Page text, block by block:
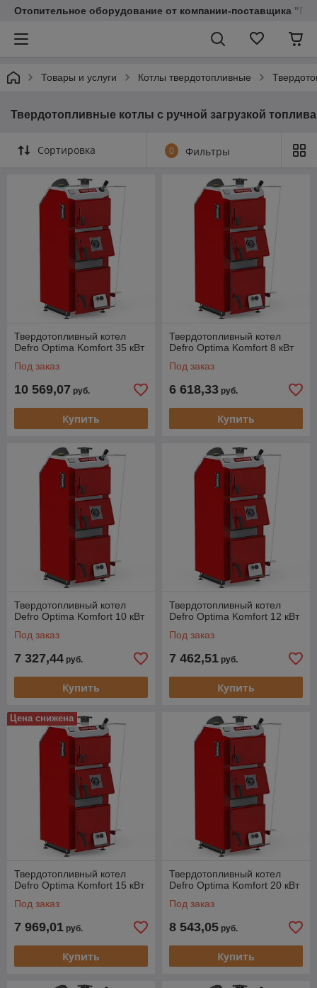
Отопительное оборудование от компании-поставщика
Товары и услуги Котлы твердотопливные
Твердотопливные котлы с ручной загрузкой топлива
Сортировка 0 Фильтры
Твердотопливный котел
Defro Optima Komfort 35 кВт
Под заказ
10 569,07 руб.
Купить
Твердотопливный котел
Defro Optima Komfort 8 кВт
Под заказ
6 618,33 руб.
Купить
Твердотопливный котел
Defro Optima Komfort 10 кВт
Под заказ
7 327,44 руб.
Купить
Твердотопливный котел
Defro Optima Komfort 12 кВт
Под заказ
7 462,51 руб.
Купить
Цена снижена
Твердотопливный котел
Defro Optima Komfort 15 кВт
Под заказ
7 969,01 руб.
Купить
Твердотопливный котел
Defro Optima Komfort 20 кВт
Под заказ
8 543,05 руб.
Купить